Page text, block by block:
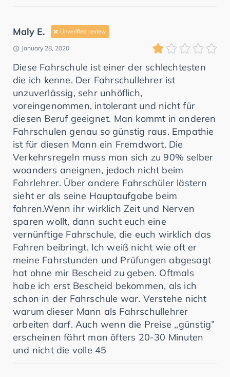
Maly E. Unverified review
January 28, 2020
Diese Fahrschule ist einer der schlechtesten
die ich kenne. Der Fahrschullehrer ist
unzuverlässig, sehr unhöflich,
voreingenommen, intolerant und nicht für
diesen Beruf geeignet. Man kommt in anderen
Fahrschulen genau so günstig raus. Empathie
ist für diesen Mann ein Fremdwort. Die
Verkehrsregeln muss man sich zu 90% selber
woanders aneignen, jedoch nicht beim
Fahrlehrer. Über andere Fahrschüler lästern
sieht er als seine Hauptaufgabe beim
fahren.Wenn ihr wirklich Zeit und Nerven
sparen wollt, dann sucht euch eine
vernünftige Fahrschule, die euch wirklich das
Fahren beibringt. Ich weiß nicht wie oft er
meine Fahrstunden und Prüfungen abgesagt
hat ohne mir Bescheid zu geben. Oftmals
habe ich erst Bescheid bekommen, als ich
schon in der Fahrschule war. Verstehe nicht
warum dieser Mann als Fahrschullehrer
arbeiten darf. Auch wenn die Preise ,,günstig”
erscheinen fährt man öfters 20-30 Minuten
und nicht die volle 45